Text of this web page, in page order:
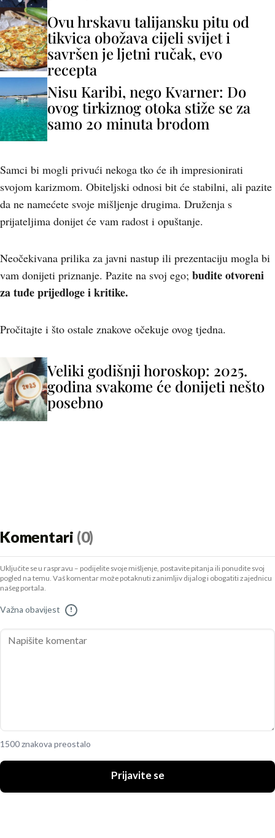
Ovu hrskavu talijansku pitu od
tikvica obožava cijeli svijet i
savršen je ljetni ručak, evo
recepta
Nisu Karibi, nego Kvarner: Do
ovog tirkiznog otoka stiže se za
samo 20 minuta brodom
Samci bi mogli privući nekoga tko će ih impresionirati
svojom karizmom. Obiteljski odnosi bit će stabilni, ali pazite
da ne namećete svoje mišljenje drugima. Druženja s
prijateljima donijet će vam radost i opuštanje.
Neočekivana prilika za javni nastup ili prezentaciju mogla bi
vam donijeti priznanje. Pazite na svoj ego; budite otvoreni
za tuđe prijedloge i kritike.
Pročitajte i što ostale znakove očekuje ovog tjedna.
Veliki godišnji horoskop: 2025.
godina svakome će donijeti nešto
posebno
Komentari (0)
Uključite se u raspravu – podijelite svoje mišljenje, postavite pitanja ili ponudite svoj
pogled na temu. Vaš komentar može potaknuti zanimljiv dijalog i obogatiti zajednicu
našeg portala.
Važna obavijest !
1500 znakova preostalo
Prijavite se